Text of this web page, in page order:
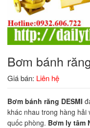
Bơm bánh
Giá bán: Liên hệ
Bơm bánh răng DESMI
khác nhau trong hàng hải
quốc phòng. Bơm ly tâm